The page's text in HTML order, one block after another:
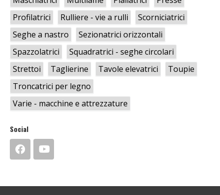
Profilatrici
Rulliere - vie a rulli
Scorniciatrici
Seghe a nastro
Sezionatrici orizzontali
Spazzolatrici
Squadratrici - seghe circolari
Strettoi
Taglierine Tavole elevatrici
Toupie
Troncatrici per legno
Varie - macchine e attrezzature
Social